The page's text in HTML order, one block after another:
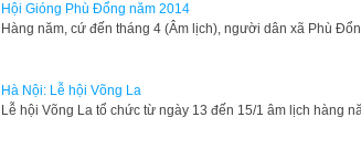
Hội Gióng Phù Đổng năm 2014
​Hàng năm, cứ đến tháng 4 (Âm lịch), người dân xã Phù
Hà Nội: Lễ hội Võng La
​Lễ hội Võng La tổ chức từ ngày 13 đến 15/1 âm lịch hàng